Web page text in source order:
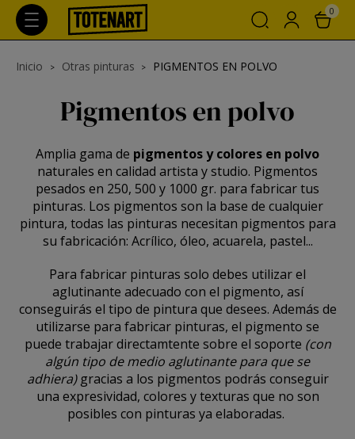
0
Inicio Otras pinturas PIGMENTOS EN POLVO
Pigmentos en polvo
Amplia gama de pigmentos y colores en polvo
naturales en calidad artista y studio. Pigmentos
pesados en 250, 500 y 1000 gr. para fabricar tus
pinturas. Los pigmentos son la base de cualquier
pintura, todas las pinturas necesitan pigmentos para
su fabricación: Acrílico, óleo, acuarela, pastel...
Para fabricar pinturas solo debes utilizar el
aglutinante adecuado con el pigmento, así
conseguirás el tipo de pintura que desees. Además de
utilizarse para fabricar pinturas, el pigmento se
puede trabajar directamtente sobre el soporte (con
algún tipo de medio aglutinante para que se
adhiera)gracias a los pigmentos podrás conseguir
una expresividad, colores y texturas que no son
posibles con pinturas ya elaboradas.